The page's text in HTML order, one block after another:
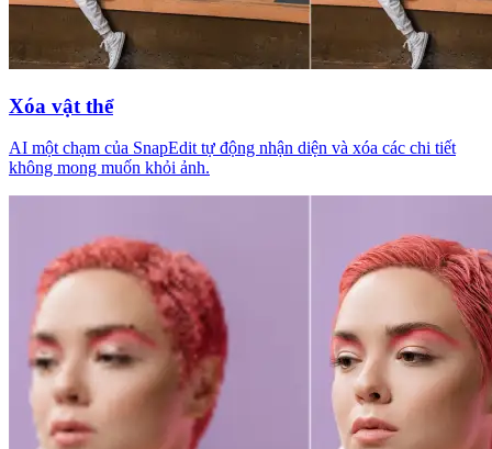
Xóa vật thể
AI một chạm của SnapEdit tự động nhận diện và xóa các chi tiết
không mong muốn khỏi ảnh.